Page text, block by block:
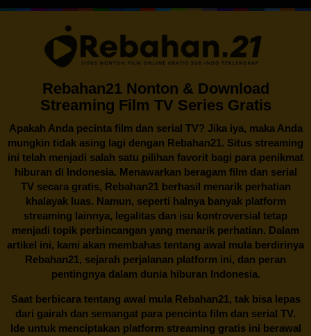
Rebahan21 Nonton & Download
Streaming Film TV Series Gratis
Apakah Anda pecinta film dan serial TV? Jika iya, maka Anda
mungkin tidak asing lagi dengan Rebahan21. Situs streaming
ini telah menjadi salah satu pilihan favorit bagi para penikmat
hiburan di Indonesia. Menawarkan beragam film dan serial
TV secara gratis, Rebahan21berhasil menarik perhatian
khalayak luas. Namun, seperti halnya banyak platform
streaming lainnya, legalitas dan isu kontroversial tetap
menjadi topik perbincangan yang menarik perhatian. Dalam
artikel ini, kami akan membahas tentang awal mula berdirinya
Rebahan21, sejarah perjalanan platform ini, dan peran
pentingnya dalam dunia hiburan Indonesia.
Saat berbicara tentang awal mula Rebahan21, tak bisa lepas
dari gairah dan semangat para pencinta film dan serial TV.
Ide untuk menciptakan platform streaming gratis ini berawal